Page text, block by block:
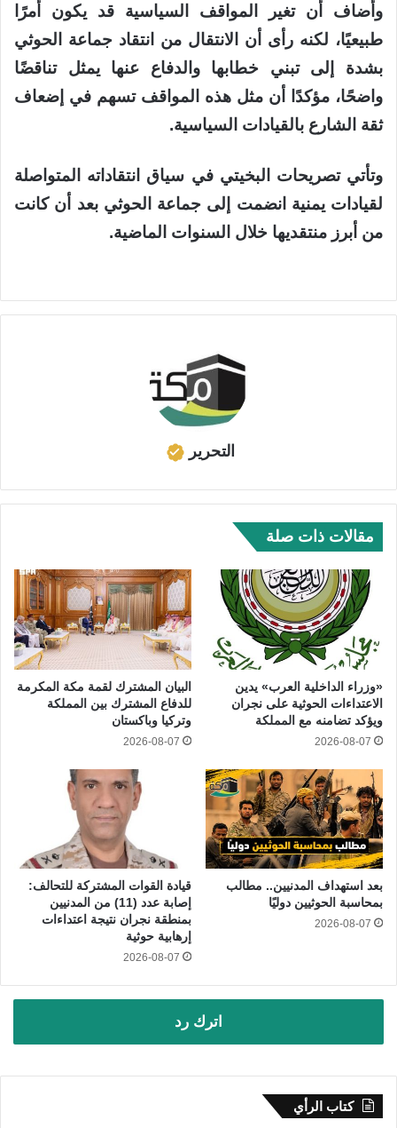
وأضاف أن تغير المواقف السياسية قد يكون أمرًا
طبيعيًا، لكنه رأى أن الانتقال من انتقاد جماعة الحوثي
بشدة إلى تبني خطابها والدفاع عنها يمثل تناقضًا
واضحًا، مؤكدًا أن مثل هذه المواقف تسهم في إضعاف
ثقة الشارع بالقيادات السياسية.
وتأتي تصريحات البخيتي في سياق انتقاداته المتواصلة
لقيادات يمنية انضمت إلى جماعة الحوثي بعد أن كانت
من أبرز منتقديها خلال السنوات الماضية.
التحرير
مقالات ذات صلة
«وزراء الداخلية العرب» يدين
الاعتداءات الحوثية على نجران
ويؤكد تضامنه مع المملكة
2026-08-07
البيان المشترك لقمة مكة المكرمة
للدفاع المشترك بين المملكة
وتركيا وباكستان
2026-08-07
بعد استهداف المدنيين.. مطالب
بمحاسبة الحوثيين دوليًا
2026-08-07
قيادة القوات المشتركة للتحالف:
إصابة عدد (11) من المدنيين
بمنطقة نجران نتيجة اعتداءات
إرهابية حوثية
2026-08-07
اترك رد
كتاب الرأي